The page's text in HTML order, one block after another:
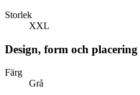
Storlek
XXL
Design, form och placering
Färg
Grå